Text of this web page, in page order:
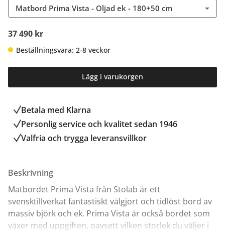
Matbord Prima Vista - Oljad ek - 180+50 cm
37 490 kr
Beställningsvara: 2-8 veckor
Lägg i varukorgen
Betala med Klarna
Personlig service och kvalitet sedan 1946
Valfria och trygga leveransvillkor
Beskrivning
Matbordet Prima Vista från Stolab är ett
svensktillverkat fantastiskt välgjort och tidlöst bord av
massiv björk och ek. Prima Vista är också bordet som
växer med uppgiften, oavsett vilken storlek du väljer i